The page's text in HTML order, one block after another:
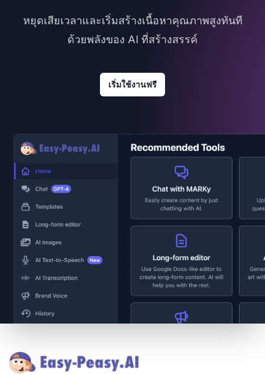
หยุดเสียเวลาและเริ่มสร้างเนื้อหาคุณภาพสูงทันที
ด้วยพลังของ AI ที่สร้างสรรค์
เริ่มใช้งานฟรี